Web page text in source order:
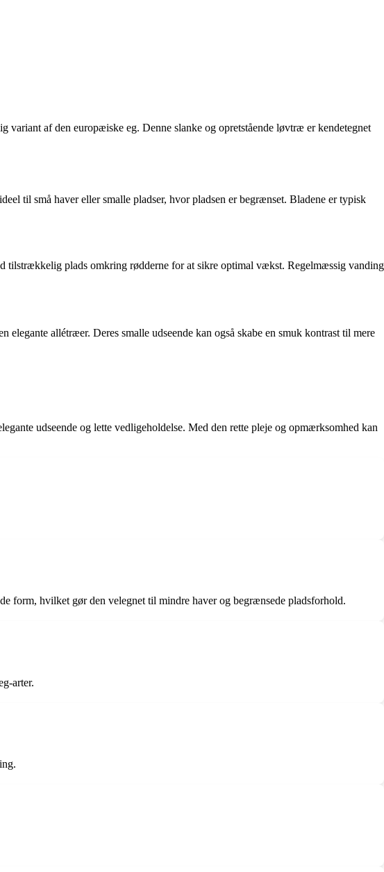
variant af den europæiske eg. Denne slanke og opretstående løvtræ er kendetegnet
til små haver eller smalle pladser, hvor pladsen er begrænset. Bladene er typisk
tilstrækkelig plads omkring rødderne for at sikre optimal vækst. Regelmæssig vanding
allétræer. Deres smalle udseende kan også skabe en smuk kontrast til mere
udseende og lette vedligeholdelse. Med den rette pleje og opmærksomhed kan
form, hvilket gør den velegnet til mindre haver og begrænsede pladsforhold.
arter.